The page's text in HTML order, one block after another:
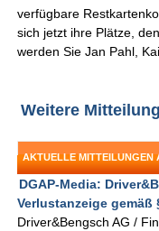
verfügbare
sich jetzt ihre Plätze,
werden Sie Jan Pahl,
Weitere
AKTUELLE MITTEILUNGEN
DGAP-Media:
Verlustanzeige gemäß
Driver&Bengsch AG /